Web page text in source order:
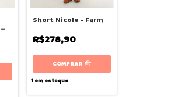
Short Nicole - Farm
R$278,90
COMPRAR
1em estoque